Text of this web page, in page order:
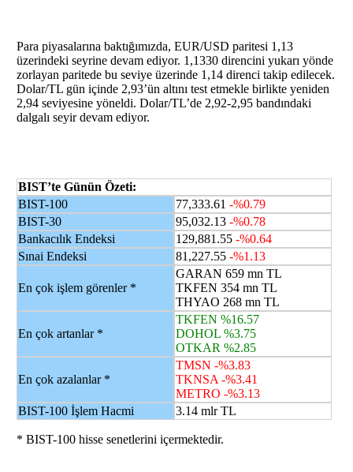
Para piyasalarına baktığımızda, EUR/USD paritesi 1,13
üzerindeki seyrine devam ediyor. 1,1330 direncini yukarı yönde
zorlayan paritede bu seviye üzerinde 1,14 direnci takip edilecek.
Dolar/TL gün içinde 2,93’ün altını test etmekle birlikte yeniden
2,94 seviyesine yöneldi. Dolar/TL’de 2,92-2,95 bandındaki
dalgalı seyir devam ediyor.
BIST’te Günün Özeti:
BIST-100
77,333.61 -%0.79
BIST-30
95,032.13 -%0.78
Bankacılık Endeksi
129,881.55 -%0.64
Sınai Endeksi
81,227.55 -%1.13
En çok işlem görenler *
GARAN 659 mn TL
TKFEN 354 mn TL
THYAO 268 mn TL
En çok artanlar *
TKFEN %16.57
DOHOL %3.75
OTKAR %2.85
En çok azalanlar *
TMSN -%3.83
TKNSA -%3.41
METRO -%3.13
BIST-100 İşlem Hacmi
3.14 mlr TL
* BIST-100 hisse senetlerini içermektedir.